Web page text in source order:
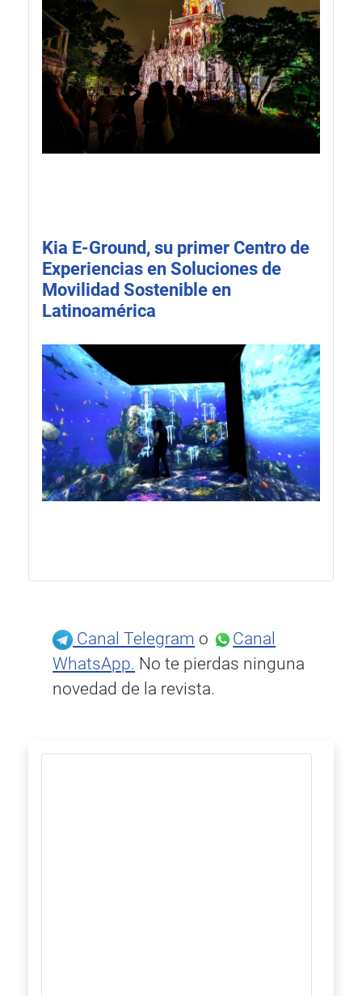
Kia E-Ground, su primer Centro de
Experiencias en Soluciones de
Movilidad Sostenible en
Latinoamérica
Canal Telegram o
Canal
WhatsApp. No te pierdas ninguna
novedad de la revista.